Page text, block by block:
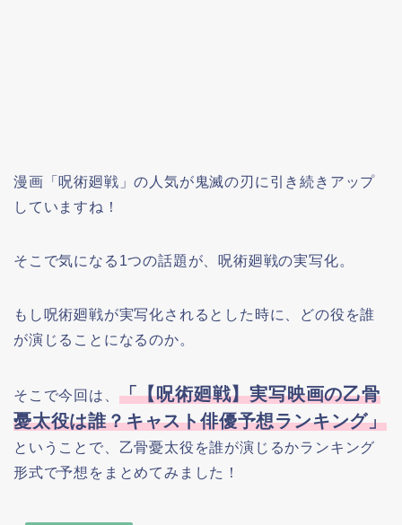
漫画「呪術廻戦」の人気が鬼滅の刃に引き続きアップ
していますね！
そこで気になる1つの話題が、呪術廻戦の実写化。
もし呪術廻戦が実写化されるとした時に、どの役を誰
が演じることになるのか。
そこで今回は、 「【呪術廻戦】実写映画の乙骨
憂太役は誰？キャスト俳優予想ランキング」
ということで、乙骨憂太役を誰が演じるかランキング
形式で予想をまとめてみました！